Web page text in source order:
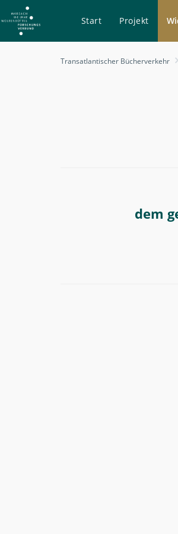
Start Projekt
Lernet-
Transatlantischer Bücherverkehr
dem